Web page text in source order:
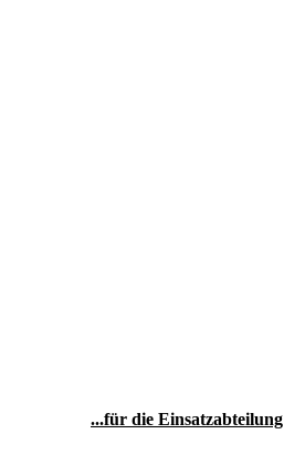
...für die Einsatzabteilung